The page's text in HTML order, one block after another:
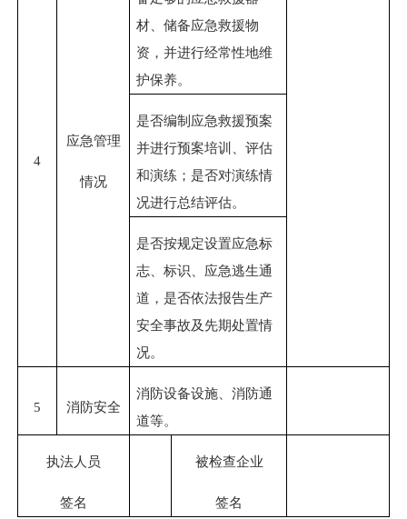
4
应急管理
情况
材、储备应急救援物
资，并进行经常性地维
护保养。
是否编制应急救援预案
并进行预案培训、评估
和演练；是否对演练情
况进行总结评估。
是否按规定设置应急标
志、标识、应急逃生通
道，是否依法报告生产
安全事故及先期处置情
况。
5 消防安全
消防设备设施、消防通
道等。
执法人员
签名
被检查企业
签名